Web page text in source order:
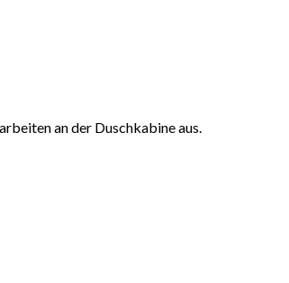
an der Duschkabine aus.